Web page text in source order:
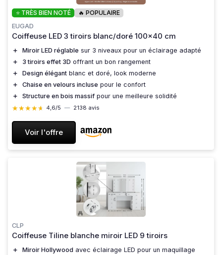
⭐ TRÈS BIEN NOTÉ
🔥 POPULAIRE
EUGAD
Coiffeuse LED 3 tiroirs blanc/doré 100x40 cm
＋ Miroir LED réglable sur 3 niveaux pour un éclairage adapté
＋
3 tiroirs effet 3D offrant un bon rangement
＋
Design élégant blanc et doré, look moderne
＋
Chaise en velours incluse pour le confort
＋
Structure en bois massif pour une meilleure solidité
★★★★★
★★★★★ 4,6/5 — 2138 avis
Voir l'offre
CLP
Coiffeuse Tiline blanche miroir LED 9 tiroirs
＋ Miroir Hollywood avec éclairage LED pour un maquillage